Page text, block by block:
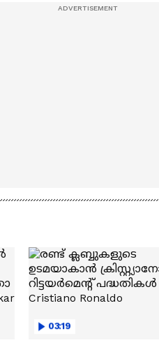
തലശ്ശേരി സബ്
03:19